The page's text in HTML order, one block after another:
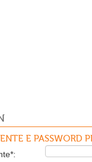
E PASSWORD